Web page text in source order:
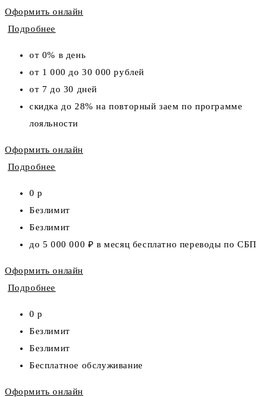
Оформить онлайн
Подробнее
от 0% в день
от 1 000 до 30 000 рублей
от 7 до 30 дней
скидка до 28% на повторный заем по программе
лояльности
Оформить онлайн
Подробнее
0 р
Безлимит
Безлимит
до 5 000 000 ₽ в месяц бесплатно переводы по СБП
Оформить онлайн
Подробнее
0 р
Безлимит
Безлимит
Бесплатное обслуживание
Оформить онлайн